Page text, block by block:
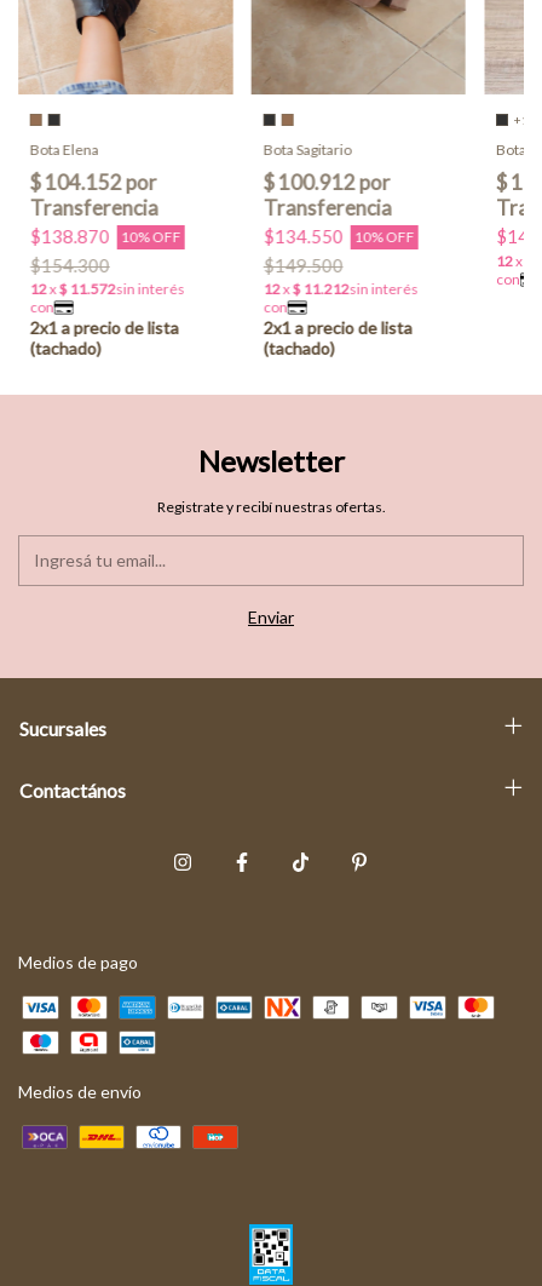
Bota Elena
$138.870 10% OFF
$154.300
Bota Sagitario
$134.550 10% OFF
$149.500
+1
Bota
Newsletter
Registrate y recibí nuestras ofertas.
Sucursales
Contactános
Medios de pago
Medios de envío